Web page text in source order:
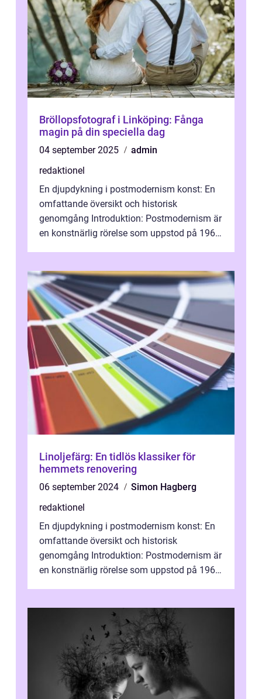
Bröllopsfotograf i Linköping: Fånga
magin på din speciella dag
04 september 2025
admin
redaktionel
En djupdykning i postmodernism konst: En
omfattande översikt och historisk
genomgång Introduktion: Postmodernism är
en konstnärlig rörelse som uppstod på 1960-
Linoljefärg: En tidlös klassiker för
hemmets renovering
06 september 2024
Simon Hagberg
redaktionel
En djupdykning i postmodernism konst: En
omfattande översikt och historisk
genomgång Introduktion: Postmodernism är
en konstnärlig rörelse som uppstod på 1960-